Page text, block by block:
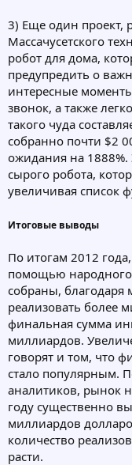
3) Еще один проект,
Массачусетского
робот для дома,
предупредить о
интересные
звонок, а также
такого чуда
собранно почти $2
ожидания на 1888%.
сырого робота,
увеличивая список
Итоговые выводы
По итогам 2012
помощью народного
собраны, благодаря
реализовать более
финальная сумма
миллиардов.
говорят и том, что
стало популярным.
аналитиков, рынок
году существенно
миллиардов
количество
расти.